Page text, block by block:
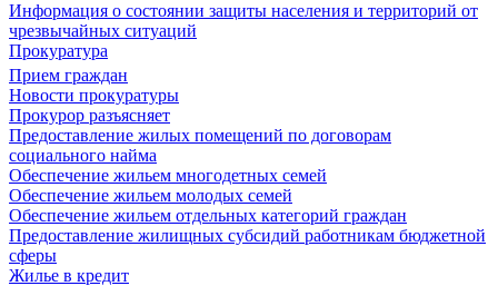
Информация о состоянии защиты населения и территорий от
чрезвычайных ситуаций
Прокуратура
Прием граждан
Новости прокуратуры
Прокурор разъясняет
Предоставление жилых помещений по договорам
социального найма
Обеспечение жильем многодетных семей
Обеспечение жильем молодых семей
Обеспечение жильем отдельных категорий граждан
Предоставление жилищных субсидий работникам бюджетной
сферы
Жилье в кредит